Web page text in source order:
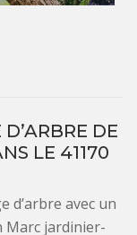
DE
LE 41170
d’arbre avec un
Marc jardinier-